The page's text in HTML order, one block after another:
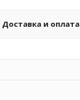
Доставка и оплата